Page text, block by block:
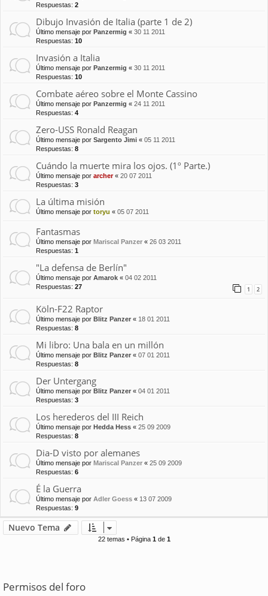
Respuestas: 2
Dibujo Invasión de Italia (parte 1 de 2)
Último mensaje por Panzermig « 30 11 2011
Respuestas: 10
Invasión a Italia
Último mensaje por Panzermig « 30 11 2011
Respuestas: 10
Combate aéreo sobre el Monte Cassino
Último mensaje por Panzermig « 24 11 2011
Respuestas: 4
Zero-USS Ronald Reagan
Último mensaje por Sargento Jimi « 05 11 2011
Respuestas: 8
Cuándo la muerte mira los ojos. (1º Parte.)
Último mensaje por archer« 20 07 2011
Respuestas: 3
La última misión
Último mensaje por toryu « 05 07 2011
Fantasmas
Último mensaje por Mariscal Panzer « 26 03 2011
Respuestas: 1
"La defensa de Berlín"
Último mensaje por Amarok « 04 02 2011
Respuestas: 27 1 2
Köln-F22 Raptor
Último mensaje por Blitz Panzer « 18 01 2011
Respuestas: 8
Mi libro: Una bala en un millón
Último mensaje por Blitz Panzer « 07 01 2011
Respuestas: 8
Der Untergang
Último mensaje por Blitz Panzer « 04 01 2011
Respuestas: 3
Los herederos del III Reich
Último mensaje por Hedda Hess « 25 09 2009
Respuestas: 8
Dia-D visto por alemanes
Último mensaje por Mariscal Panzer « 25 09 2009
Respuestas: 6
É la Guerra
Último mensaje por Adler Goess « 13 07 2009
Respuestas: 9
Nuevo Tema
22 temas • Página 1de 1
Permisos del foro